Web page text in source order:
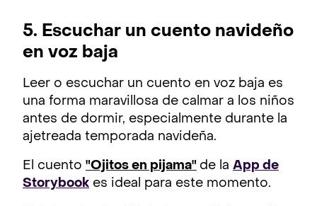
5. Escuchar un cuento navideño
en voz baja
Leer o escuchar un cuento en voz baja es
una forma maravillosa de calmar a los niños
antes de dormir, especialmente durante la
ajetreada temporada navideña.
El cuento "Ojitos en pijama" de la App de
Storybook es ideal para este momento.